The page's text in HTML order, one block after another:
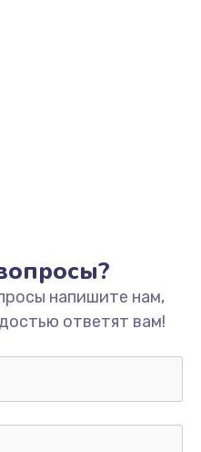
напишите нам,
ответят вам!